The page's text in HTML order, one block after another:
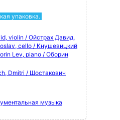
упаковка.
violin / Ойстрах Давид,
cello / Кнушевицкий
Lev, piano / Оборин
Dmitri / Шостакович
музыка